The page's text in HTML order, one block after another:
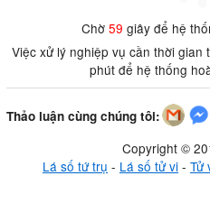
Chờ59 giây để hệ
Việc xử lý nghiệp vụ cần thời
phút để hệ thống
Thảo luận cùng chúng tôi:
Copyright ©
Lá số tứ trụ - Lá số tử vi- Tử